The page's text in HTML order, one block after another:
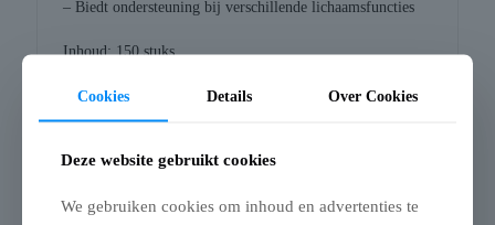
– Biedt ondersteuning bij verschillende lichaamsfuncties
Inhoud: 150 stuks
Samenstelling (ingrediënten per dagdosering van 2
capsules): Lijnzaadextract (Linum usitatissimum) 610 mg,
Vispoederextract (zalm, haring, sardines) 320 mng, runder
Cookies Details Over Cookies
Deze website gebruikt cookies
We gebruiken cookies om inhoud en advertenties te